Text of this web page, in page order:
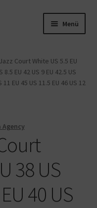
Menü
Court White US 5.5 EU
8.5 EU 42 US 9 EU 42.5 US
11 EU 45 US 11.5 EU 46 US 12
Agency
38 US
40 US